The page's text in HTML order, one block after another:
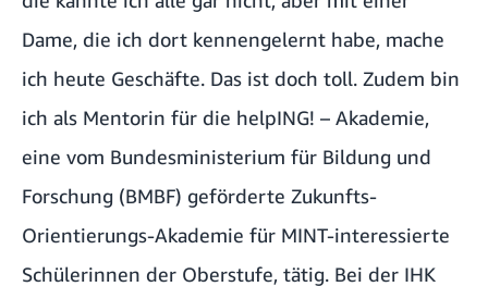
Dame, die ich dort kennengelernt habe, mache
ich heute Geschäfte. Das ist doch toll. Zudem bin
ich als Mentorin für die helpING! – Akademie,
eine vom Bundesministerium für Bildung und
Forschung (BMBF) geförderte Zukunfts-
Orientierungs-Akademie für MINT-interessierte
Schülerinnen der Oberstufe, tätig. Bei der IHK